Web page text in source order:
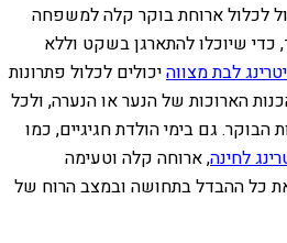
לכלול ארוחת בוקר קלה למשפחה
שיוכלו להתארגן בשקט וללא
לבת מצווהיכולים לכלול פתרונות
הארוכות של הנער או הנערה, ולכל
גם בימי הולדת חגיגיים, כמו
לחינה, ארוחה קלה וטעימה
כל ההבדל בתחושה ובמצב הרוח של